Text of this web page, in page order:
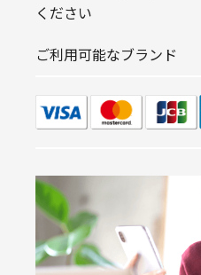
ください
ご利用可能なブランド